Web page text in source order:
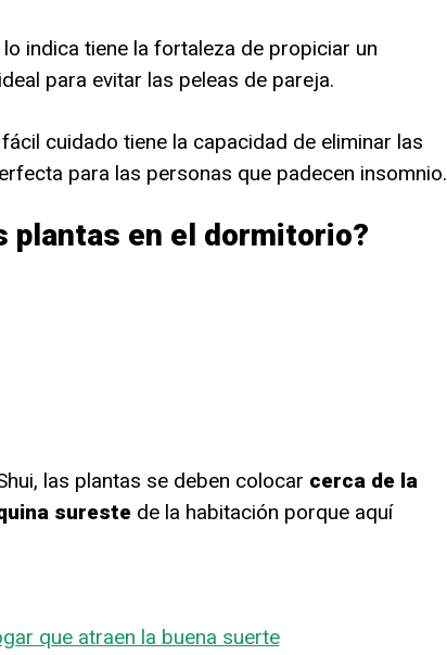
indica tiene la fortaleza de propiciar un
para evitar las peleas de pareja.
cuidado tiene la capacidad de eliminar las
para las personas que padecen insomnio.
plantas en el dormitorio?
las plantas se deben colocar cerca de la
sureste de la habitación porque aquí
que atraen la buena suerte